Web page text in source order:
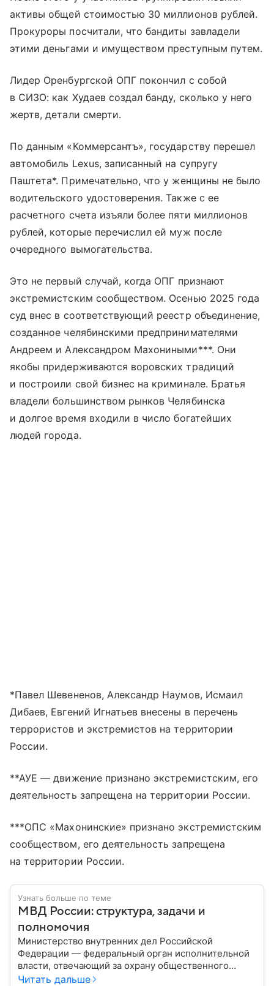
активы общей стоимостью 30 миллионов рублей.
Прокуроры посчитали, что бандиты завладели
этими деньгами и имуществом преступным путем.
Лидер Оренбургской ОПГ покончил с собой
в СИЗО: как Худаев создал банду, сколько у него
жертв, детали смерти.
По данным «Коммерсантъ», государству перешел
автомобиль Lexus, записанный на супругу
Паштета*. Примечательно, что у женщины не было
водительского удостоверения. Также с ее
расчетного счета изъяли более пяти миллионов
рублей, которые перечислил ей муж после
очередного вымогательства.
Это не первый случай, когда ОПГ признают
экстремистским сообществом. Осенью 2025 года
суд внес в соответствующий реестр объединение,
созданное челябинскими предпринимателями
Андреем и Александром Махониными***. Они
якобы придерживаются воровских традиций
и построили свой бизнес на криминале. Братья
владели большинством рынков Челябинска
и долгое время входили в число богатейших
людей города.
*Павел Шевененов, Александр Наумов, Исмаил
Дибаев, Евгений Игнатьев внесены в перечень
террористов и экстремистов на территории
России.
**АУЕ — движение признано экстремистским, его
деятельность запрещена на территории России.
***ОПС «Махонинские» признано экстремистским
сообществом, его деятельность запрещена
на территории России.
Узнать больше по теме
МВД России: структура, задачи и
полномочия
Министерство внутренних дел Российской
Федерации — федеральный орган исполнительной
власти, отвечающий за охрану общественного
порядка, борьбу с преступностью, обеспечение
Читать дальше